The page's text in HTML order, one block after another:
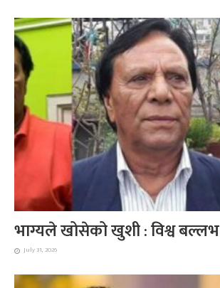
भाग्यले खोसेको खुशी : विश्व बल्लभ
July 31, 2026